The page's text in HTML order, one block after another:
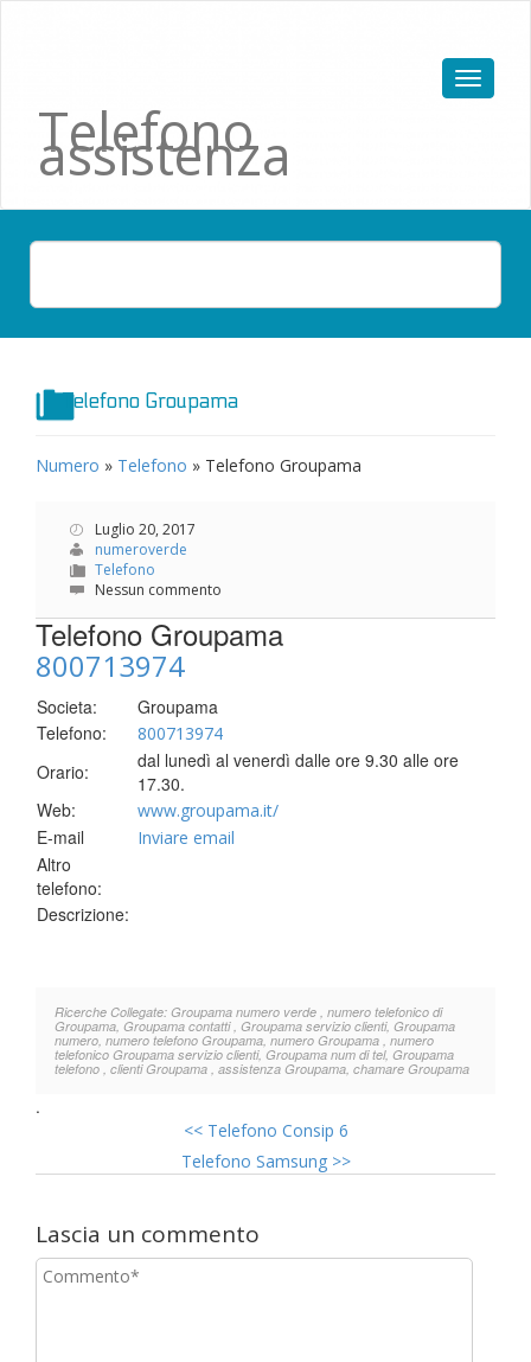
Telefono
assistenza
Telefono Groupama
Numero » Telefono » Telefono Groupama
Luglio 20, 2017
numeroverde
Telefono
Nessun commento
Telefono Groupama
800713974
Societa:
Groupama
Telefono:
800713974
Orario:
dal lunedì al venerdì dalle ore 9.30 alle ore
17.30.
Web:
www.groupama.it/
E-mail Inviare email
Altro
telefono:
Descrizione:
Ricerche Collegate: Groupama numero verde , numero telefonico di
Groupama, Groupama contatti , Groupama servizio clienti, Groupama
numero, numero telefono Groupama, numero Groupama , numero
telefonico Groupama servizio clienti, Groupama num di tel, Groupama
telefono , clienti Groupama , assistenza Groupama, chamare Groupama
.
<< Telefono Consip 6
Telefono Samsung >>
Lascia un commento